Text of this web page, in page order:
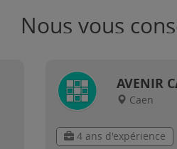
Nous vous
AVENIR
Caen
4 ans d'expérience